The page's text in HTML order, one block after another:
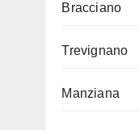
Bracciano
Trevignano
Manziana